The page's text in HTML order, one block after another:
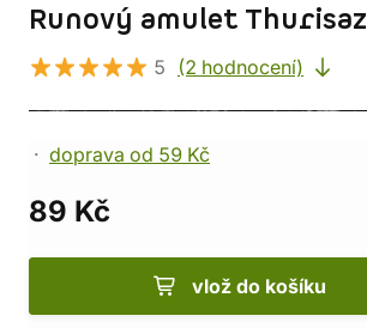
Runový amulet Thurisaz
5 (2 hodnocení)
doprava od 59 Kč
89 Kč
vlož do košíku